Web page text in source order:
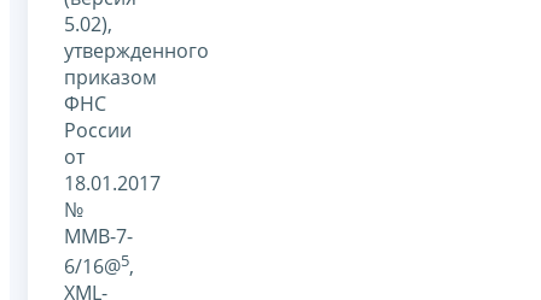
5.02),
утвержденного
приказом
ФНС
России
от
18.01.2017
№
ММВ-7-
6/16@5,
XML-